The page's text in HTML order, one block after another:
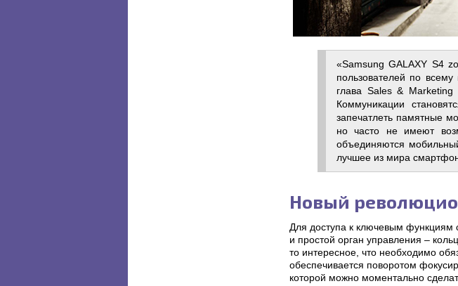
«Samsung GALAXY S4
пользователей по
глава Sales &
Коммуникации
запечатлеть памятные
но часто не имеют
объединяются
лучшее из мира
Новый
Для доступа к ключевым функциям
и простой орган управления –
то интересное, что необходимо
обеспечивается поворотом
которой можно моментально